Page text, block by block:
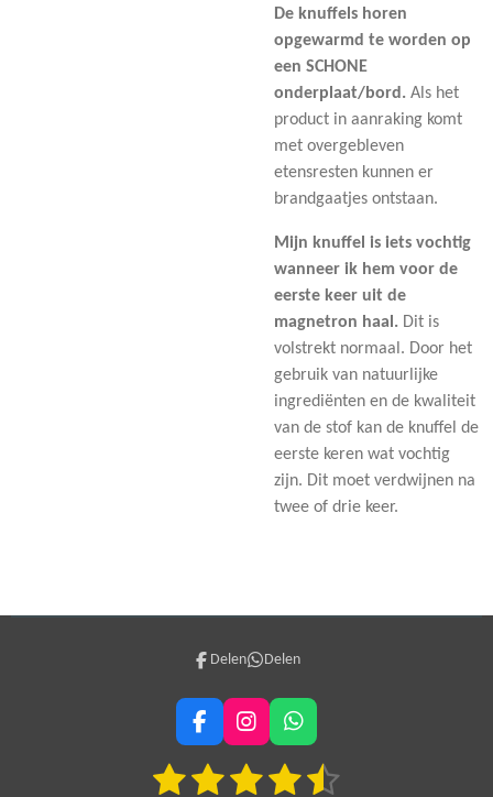
De knuffels horen
opgewarmd te worden op
een SCHONE
onderplaat/bord. Als het
product in aanraking komt
met overgebleven
etensresten kunnen er
brandgaatjes ontstaan.
Mijn knuffel is iets vochtig
wanneer ik hem voor de
eerste keer uit de
magnetron haal. Dit is
volstrekt normaal. Door het
gebruik van natuurlijke
ingrediënten en de kwaliteit
van de stof kan de knuffel de
eerste keren wat vochtig
zijn. Dit moet verdwijnen na
twee of drie keer.
Delen Delen
F
a
c
e
I
n
s
t
W
h
a
t
1 2 3 4 5